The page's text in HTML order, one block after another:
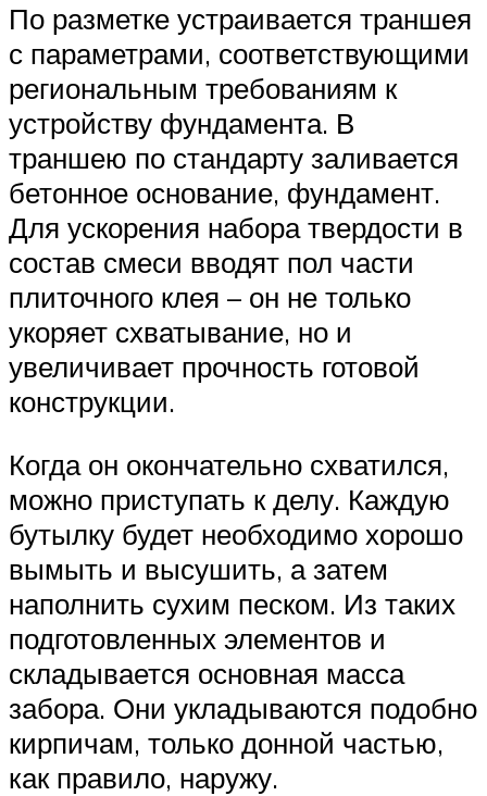
По разметке устраивается траншея
с параметрами, соответствующими
региональным требованиям к
устройству фундамента. В
траншею по стандарту заливается
бетонное основание, фундамент.
Для ускорения набора твердости в
состав смеси вводят пол части
плиточного клея – он не только
укоряет схватывание, но и
увеличивает прочность готовой
конструкции.
Когда он окончательно схватился,
можно приступать к делу. Каждую
бутылку будет необходимо хорошо
вымыть и высушить, а затем
наполнить сухим песком. Из таких
подготовленных элементов и
складывается основная масса
забора. Они укладываются подобно
кирпичам, только донной частью,
как правило, наружу.